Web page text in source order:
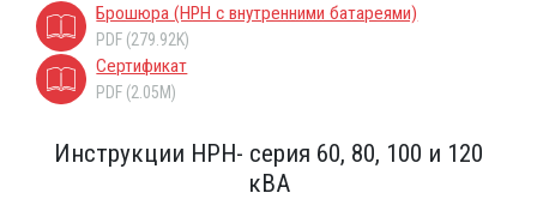
Брошюра (HPH с внутренними батареями)
PDF (279.92K)
Сертификат
PDF (2.05M)
Инструкции HPH- серия 60, 80, 100 и 120
кВА